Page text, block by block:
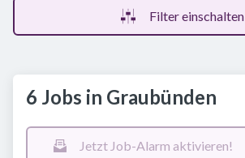
Filter einschalten
6 Jobs in Graubünden
Jetzt Job-Alarm aktivieren!